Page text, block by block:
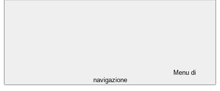
Menu di
navigazione